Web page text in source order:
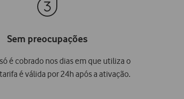
Sem preocupações
só é cobrado nos dias em que utiliza o
tarifa é válida por 24h após a ativação.